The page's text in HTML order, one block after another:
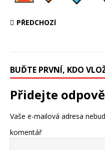
PŘEDCHOZÍ
BUĎTE PRVNÍ, KDO
Přidejte
Vaše e-mailová adresa
komentář